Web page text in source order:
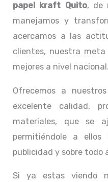
papel kraft Quito, de
manejamos y
acercamos a las
clientes, nuestra meta
mejores a nivel nacional.
Ofrecemos a
excelente calidad,
materiales, que se
permitiéndole a ellos
publicidad y sobre todo
Si ya estas viendo